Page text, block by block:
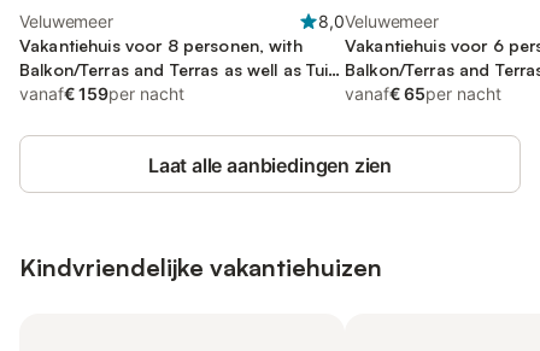
Veluwemeer
8,0
Vakantiehuis voor 8 personen, with
Balkon/Terras and Terras as well as Tuin
and Sauna
vanaf€ 159per nacht
Veluwemeer
Vakantiehuis voor 6
Balkon/Terras and
Sauna
vanaf€ 65per nacht
Laat alle aanbiedingen zien
Kindvriendelijke vakantiehuizen